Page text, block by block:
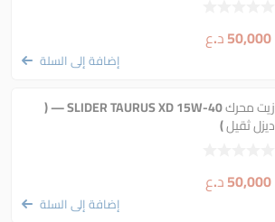
50,000د.ع
إضافة إلى السلة
زيت محرك SLIDER TAURUS XD 15W-40 — (
ديزل ثقيل )
50,000د.ع
إضافة إلى السلة